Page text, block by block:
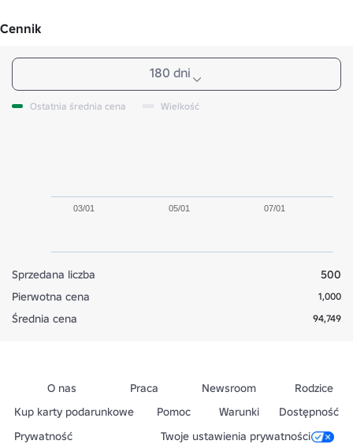
Cennik
180 dni
Ostatnia średnia cena Wielkość
03/01 05/01 07/01
Sprzedana liczba
500
Pierwotna cena
1,000
Średnia cena 94,749
O nas Praca Newsroom
Rodzice
Kup karty podarunkowe
Pomoc Warunki
Dostępność
Prywatność
Twoje ustawienia prywatności